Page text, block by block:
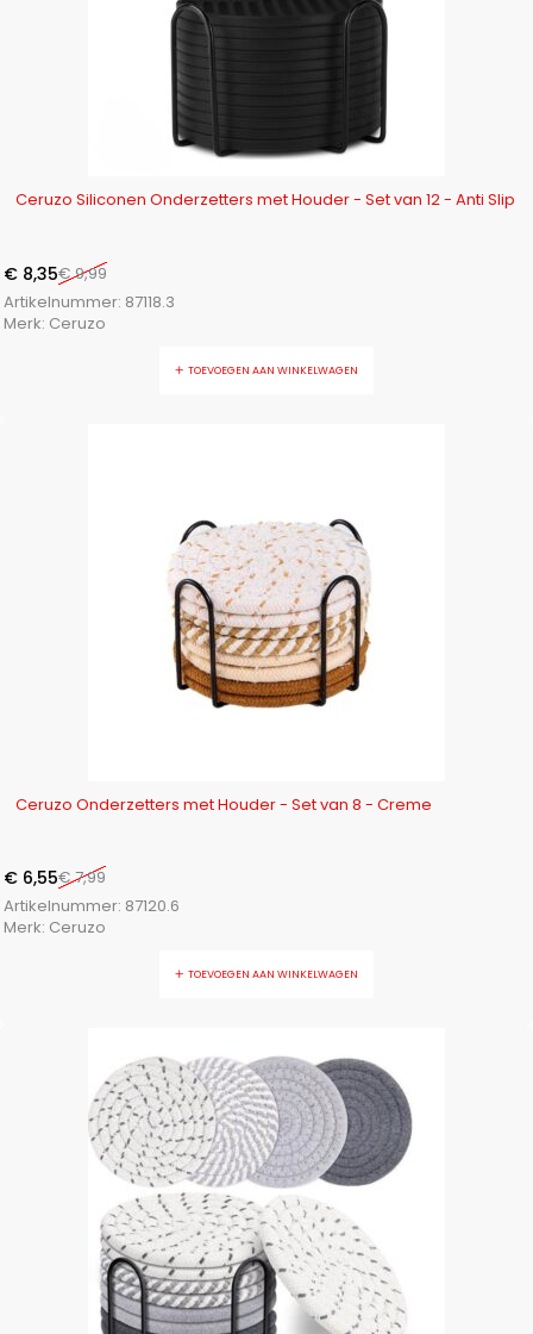
Ceruzo Siliconen Onderzetters met Houder - Set van 12 - Anti Slip
€9,99
€ 8,35
Artikelnummer: 87118.3
Merk: Ceruzo
TOEVOEGEN AAN WINKELWAGEN
Ceruzo Onderzetters met Houder - Set van 8 - Creme
€7,99
€ 6,55
Artikelnummer: 87120.6
Merk: Ceruzo
TOEVOEGEN AAN WINKELWAGEN